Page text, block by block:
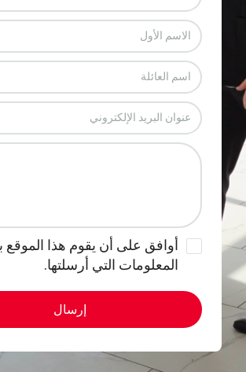
أوافق على أن يقوم هذا الموقع
المعلومات التي أرسلتها.
إرسال